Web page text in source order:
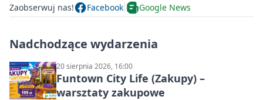
Zaobserwuj nas! Facebook Google News
Nadchodzące wydarzenia
20 sierpnia 2026, 16:00
Funtown City Life (Zakupy) –
warsztaty zakupowe